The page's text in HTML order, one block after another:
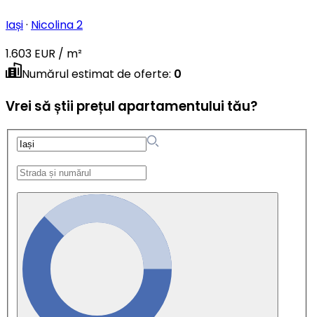
Iași· Nicolina 2
1.603 EUR / m²
Numărul estimat de oferte: 0
Vrei să știi prețul apartamentului tău?